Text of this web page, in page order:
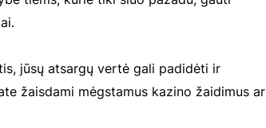
jūsų atsargų vertė gali padidėti ir
žaisdami mėgstamus kazino žaidimus ar